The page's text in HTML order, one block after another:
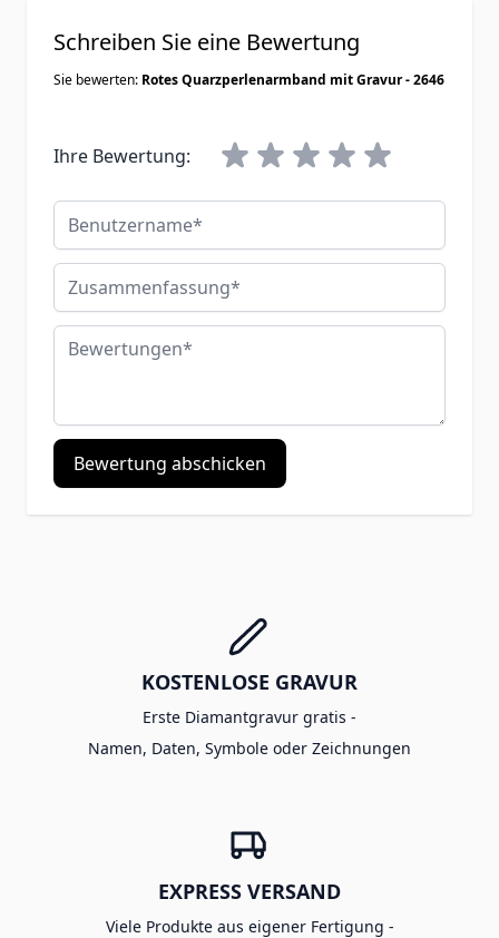
Schreiben Sie eine Bewertung
Sie bewerten: Rotes Quarzperlenarmband mit Gravur - 2646
Ihre Bewertung:
Benutzername
Zusammenfassung
Bewertungen
Bewertung abschicken
KOSTENLOSE GRAVUR
Erste Diamantgravur gratis -
Namen, Daten, Symbole oder Zeichnungen
EXPRESS VERSAND
Viele Produkte aus eigener Fertigung -